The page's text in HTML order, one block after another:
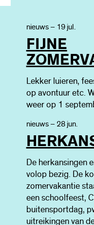
nieuws – 19 jul.
FIJNE
Lekker luieren,
op avontuur etc.
weer op 1
nieuws – 28 jun.
De herkansingen
volop bezig. De
zomervakantie
een schoolfeest,
buitensportdag,
uitreikingen van